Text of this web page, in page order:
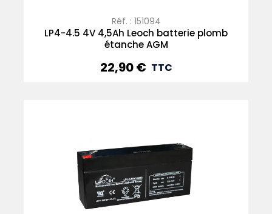
Réf. : 151094
LP4-4.5 4V 4,5Ah Leoch batterie plomb
étanche AGM
Prix
22,90 € TTC